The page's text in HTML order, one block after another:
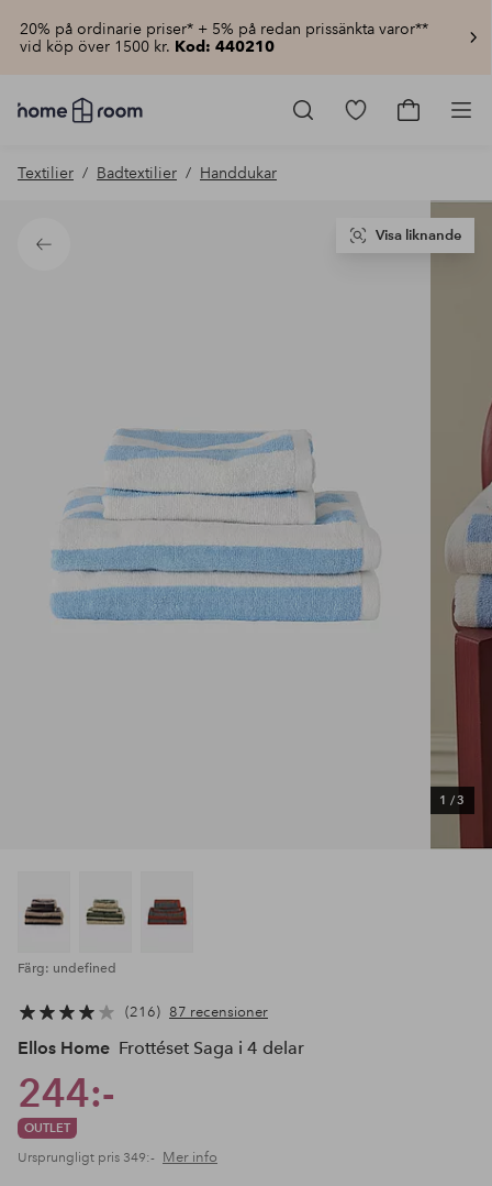
20% på ordinarie priser* + 5% på redan prissänkta varor**
vid köp över 1500 kr. Kod: 440210
Homeroom
–
hemmet
pris
Gå
Gå
Textilier Badtextilier Handdukar
Tillbaka
1 /3
Visa liknande
Färg: undefined
216 87 recensioner
Ellos Home Frottéset Saga i 4 delar
244:-
OUTLET
Ursprungligt pris 349:- Mer info